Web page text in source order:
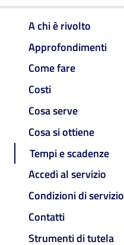
A chi è rivolto
Approfondimenti
Come fare
Costi
Cosa serve
Cosa si ottiene
Tempi e scadenze
Accedi al servizio
Condizioni di servizio
Contatti
Strumenti di tutela